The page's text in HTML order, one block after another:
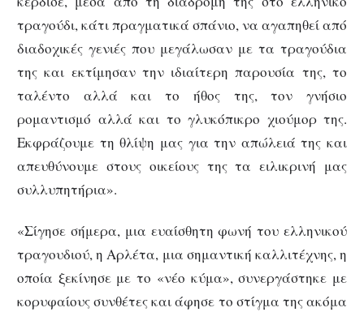
τραγούδι, κάτι πραγματικά σπάνιο, να αγαπηθεί από
διαδοχικές γενιές που μεγάλωσαν με τα τραγούδια
της και εκτίμησαν την ιδιαίτερη παρουσία της, το
ταλέντο αλλά και το ήθος της, τον γνήσιο
ρομαντισμό αλλά και το γλυκόπικρο χιούμορ της.
Εκφράζουμε τη θλίψη μας για την απώλειά της και
απευθύνουμε στους οικείους της τα ειλικρινή μας
συλλυπητήρια».
«Σίγησε σήμερα, μια ευαίσθητη φωνή του ελληνικού
τραγουδιού, η Αρλέτα, μια σημαντική καλλιτέχνης, η
οποία ξεκίνησε με το «νέο κύμα», συνεργάστηκε με
κορυφαίους συνθέτες και άφησε το στίγμα της ακόμα